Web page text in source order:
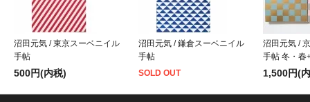
沼田元気 / 東京スーベニイル
手帖
500円(内税)
沼田元気 / 鎌倉スーベニイル
手帖
SOLD OUT
沼田元気 /
手帖 冬・春
1,500円(